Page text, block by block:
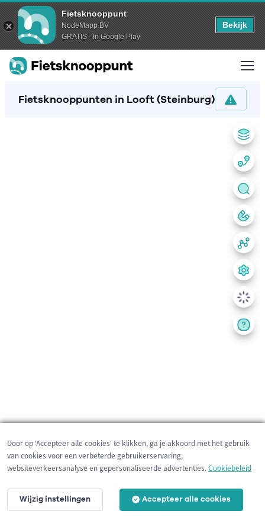
Fietsknooppunt
NodeMapp BV
GRATIS - In Google Play
Bekijk
Fietsknooppunten in Looft (Steinburg)
200 m
Door op 'Accepteer alle cookies' te klikken, ga je akkoord met het gebruik
van cookies voor een verbeterde gebruikerservaring,
websiteverkeersanalyse en gepersonaliseerde advertenties.Cookiebeleid
Wijzig instellingen Accepteer alle cookies